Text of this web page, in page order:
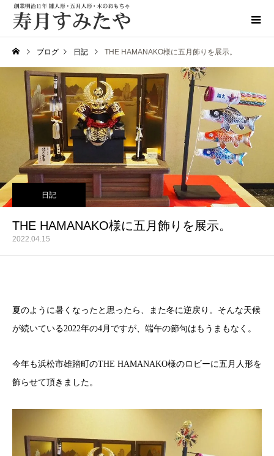
ブログ 日記 THE HAMANAKO様に五月飾りを展示。
日記
THE HAMANAKO様に五月飾りを展示。
2022.04.15
夏のように暑くなったと思ったら、また冬に逆戻り。そんな天候
が続いている2022年の4月ですが、端午の節句はもうまもなく。
今年も浜松市雄踏町のTHE HAMANAKO様のロビーに五月人形を
飾らせて頂きました。